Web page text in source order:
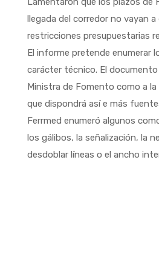
llegada del corredor no vayan a
restricciones presupuestarias
El informe pretende enumerar
carácter técnico. El documento
Ministra de Fomento como a la
que dispondrá así e más
Ferrmed enumeró algunos
los gálibos, la señalización, la
desdoblar líneas o el ancho